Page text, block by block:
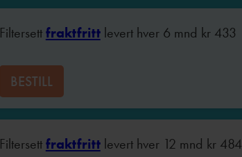
Filtersett fraktfrittlevert hver 6 mnd kr433
BESTILL
Filtersett fraktfrittlevert hver 12 mnd kr484